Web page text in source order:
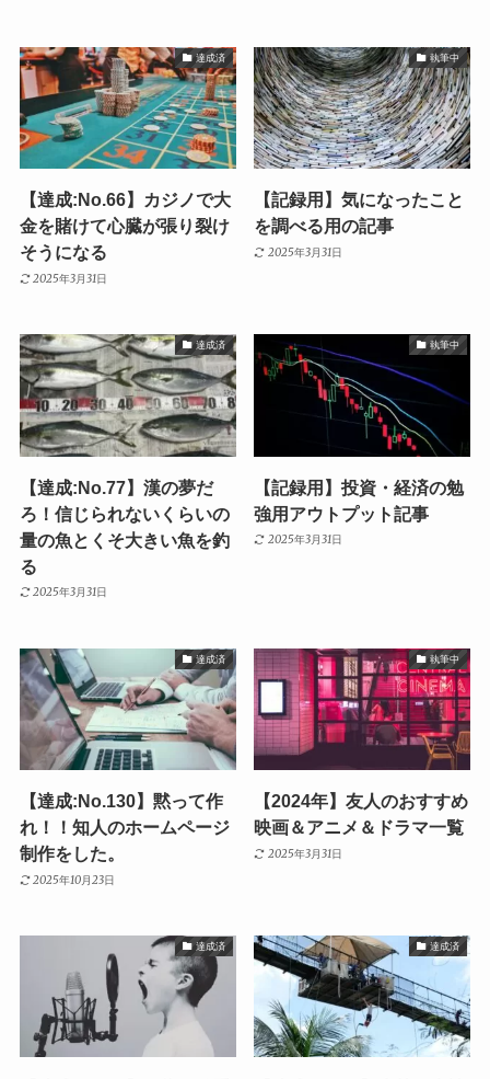
達成済
【達成:No.66】カジノで大
金を賭けて心臓が張り裂け
そうになる
2025年3月31日
執筆中
【記録用】気になったこと
を調べる用の記事
2025年3月31日
達成済
【達成:No.77】漢の夢だ
ろ！信じられないくらいの
量の魚とくそ大きい魚を釣
る
2025年3月31日
執筆中
【記録用】投資・経済の勉
強用アウトプット記事
2025年3月31日
達成済
【達成:No.130】黙って作
れ！！知人のホームページ
制作をした。
2025年10月23日
執筆中
【2024年】友人のおすすめ
映画＆アニメ＆ドラマ一覧
2025年3月31日
達成済 達成済